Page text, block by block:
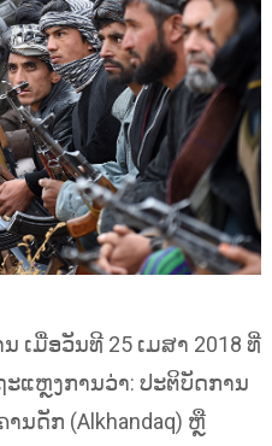
ເມື່ອວັນທີ 25 ເມສາ 2018 ທີ່
ແຫຼງການວ່າ: ປະຕິບັດການ
ນດັກ (Alkhandaq) ຫຼື